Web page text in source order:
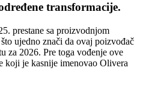
transformacije.
prestane sa proizvodnjom
ujedno znači da ovaj poizvođač
za 2026. Pre toga vođenje ove
koji je kasnije imenovao Olivera